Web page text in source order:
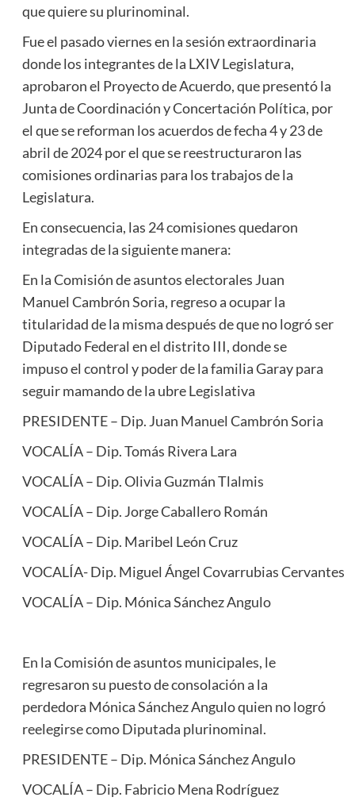
que quiere su plurinominal.
Fue el pasado viernes en la sesión extraordinaria
donde los integrantes de la LXIV Legislatura,
aprobaron el Proyecto de Acuerdo, que presentó la
Junta de Coordinación y Concertación Política, por
el que se reforman los acuerdos de fecha 4 y 23 de
abril de 2024 por el que se reestructuraron las
comisiones ordinarias para los trabajos de la
Legislatura.
En consecuencia, las 24 comisiones quedaron
integradas de la siguiente manera:
En la Comisión de asuntos electorales Juan
Manuel Cambrón Soria, regreso a ocupar la
titularidad de la misma después de que no logró ser
Diputado Federal en el distrito III, donde se
impuso el control y poder de la familia Garay para
seguir mamando de la ubre Legislativa
PRESIDENTE – Dip. Juan Manuel Cambrón Soria
VOCALÍA – Dip. Tomás Rivera Lara
VOCALÍA – Dip. Olivia Guzmán Tlalmis
VOCALÍA – Dip. Jorge Caballero Román
VOCALÍA – Dip. Maribel León Cruz
VOCALÍA- Dip. Miguel Ángel Covarrubias Cervantes
VOCALÍA – Dip. Mónica Sánchez Angulo
En la Comisión de asuntos municipales, le
regresaron su puesto de consolación a la
perdedora Mónica Sánchez Angulo quien no logró
reelegirse como Diputada plurinominal.
PRESIDENTE – Dip. Mónica Sánchez Angulo
VOCALÍA – Dip. Fabricio Mena Rodríguez